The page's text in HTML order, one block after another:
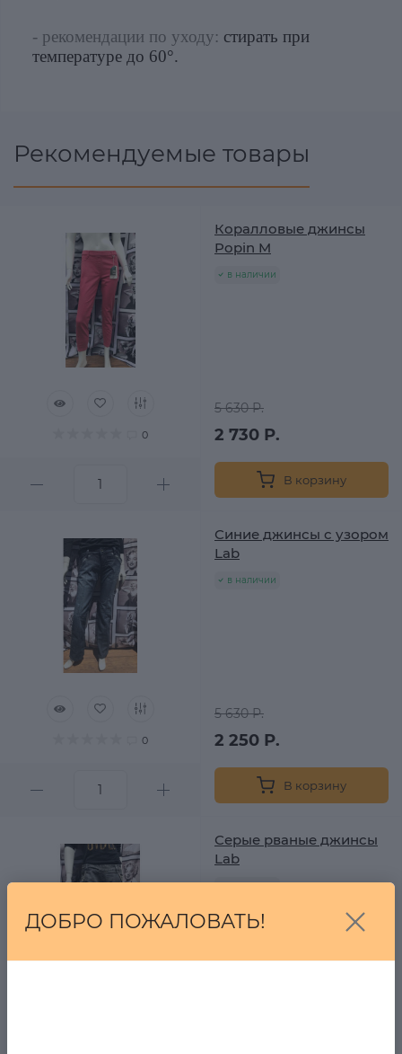
- рекомендации по уходу: стирать при
температуре до 60°.
Рекомендуемые товары
0
Коралловые джинсы
Popin M
в наличии
5 630 Р.
2 730 Р.
В корзину
0
Синие джинсы с узором
Lab
в наличии
5 630 Р.
2 250 Р.
В корзину
Серые рваные джинсы
Lab
в наличии
ДОБРО ПОЖАЛОВАТЬ!